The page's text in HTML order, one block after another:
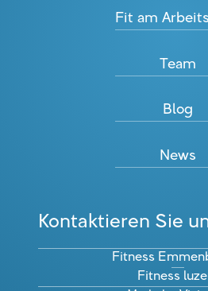
Fit am
Team
Blog
News
Kontaktieren Sie
Fitness
Fitness